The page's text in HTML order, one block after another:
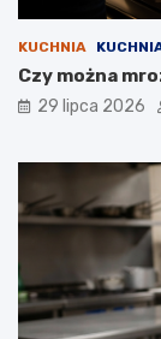
KUCHNIA
Czy można
29 lipca 2026